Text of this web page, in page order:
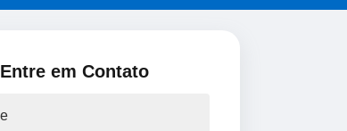
Entre em Contato